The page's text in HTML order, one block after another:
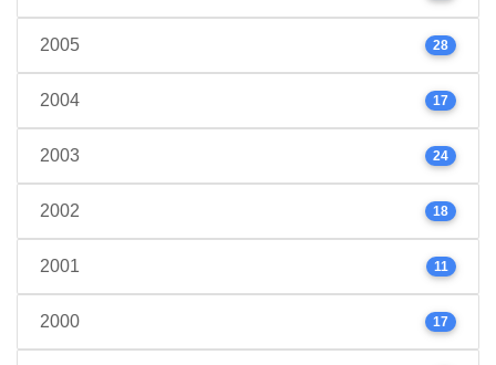
2005 28
2004 17
2003 24
2002 18
2001 11
2000 17